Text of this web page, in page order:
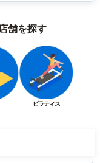
舗を探す
ピラティス